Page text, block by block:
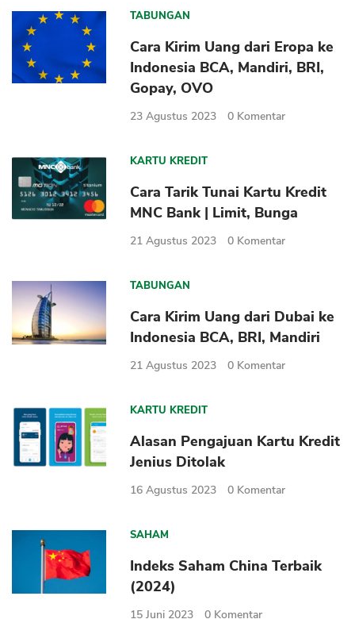
TABUNGAN
Cara Kirim Uang dari Eropa ke
Indonesia BCA, Mandiri, BRI,
Gopay, OVO
23 Agustus 2023 0 Komentar
KARTU KREDIT
Cara Tarik Tunai Kartu Kredit
MNC Bank | Limit, Bunga
21 Agustus 2023 0 Komentar
TABUNGAN
Cara Kirim Uang dari Dubai ke
Indonesia BCA, BRI, Mandiri
21 Agustus 2023 0 Komentar
KARTU KREDIT
Alasan Pengajuan Kartu Kredit
Jenius Ditolak
16 Agustus 2023 0 Komentar
SAHAM
Indeks Saham China Terbaik
(2024)
15 Juni 2023 0 Komentar